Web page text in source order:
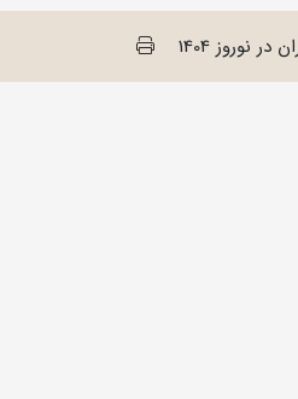
نوروز 1404